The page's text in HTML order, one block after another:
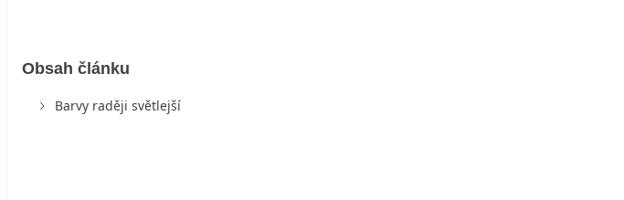
Obsah článku
Barvy raději světlejší